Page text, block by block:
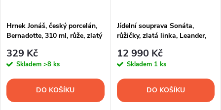
Hrnek Jonáš, český porcelán,
Bernadotte, 310 ml, růže, zlatý
329 Kč
Skladem >8 ks
DO KOŠÍKU
Jídelní souprava Sonáta,
růžičky, zlatá linka, Leander,
12 990 Kč
Skladem 1 ks
DO KOŠÍKU